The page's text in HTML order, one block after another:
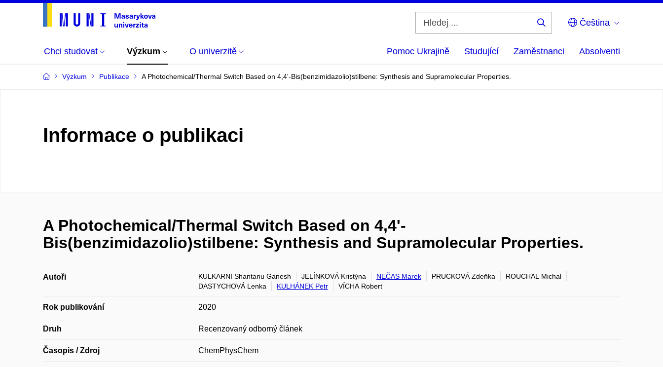
Čeština
Chci studovat Výzkum O univerzitě Pomoc Ukrajině Studující Zaměstnanci Absolventi
Výzkum Publikace A Photochemical/Thermal Switch Based on 4,4'-Bis(benzimidazolio)stilbene: Synthesis and Supramolecular Properties.
Informace o publikaci
A Photochemical/Thermal Switch Based on 4,4'-
Bis(benzimidazolio)stilbene: Synthesis and Supramolecular Properties.
Autoři KULKARNI Shantanu Ganesh JELÍNKOVÁ Kristýna NEČAS Marek PRUCKOVÁ Zdeňka
ROUCHAL Michal
DASTYCHOVÁ Lenka
KULHÁNEK Petr VÍCHA Robert
Rok publikování 2020
Druh Recenzovaný odborný článek
Časopis / Zdroj ChemPhysChem